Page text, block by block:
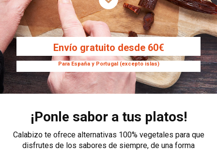
Envío gratuito desde 60€
Para España y Portugal (excepto islas)
¡Ponle sabor a tus platos!
Calabizo te ofrece alternativas 100% vegetales para que
disfrutes de los sabores de siempre, de una forma